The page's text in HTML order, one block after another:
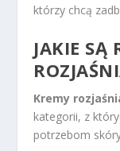
którzy chcą
JAKIE SĄ
Kremy
kategorii, z
potrzebom